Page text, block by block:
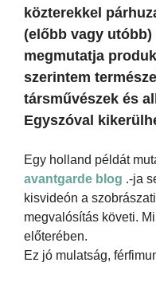
közterekkel
(előbb vagy
megmutatja
szerintem
társművészek és
Egyszóval
Egy holland példát
avantgarde blog .-ja
kisvideón a
megvalósítás követi.
előterében.
Ez jó mulatság,